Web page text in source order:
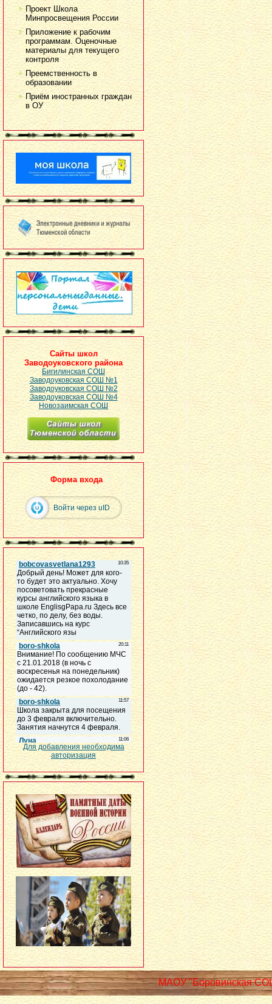
Проект Школа
Минпросвещения России
Приложение к рабочим
программам. Оценочные
материалы для текущего
контроля
Преемственность в
образовании
Приём иностранных граждан
в ОУ
Сайты школ
Заводоуковского района
Бигилинская СОШ
Заводоуковская СОШ №1
Заводоуковская СОШ №2
Заводоуковская СОШ №4
Новозаимская СОШ
Форма входа
Войти через uID
Для добавления необходима
авторизация
МАОУ "Боровинская